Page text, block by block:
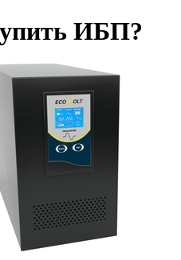
ИБП?